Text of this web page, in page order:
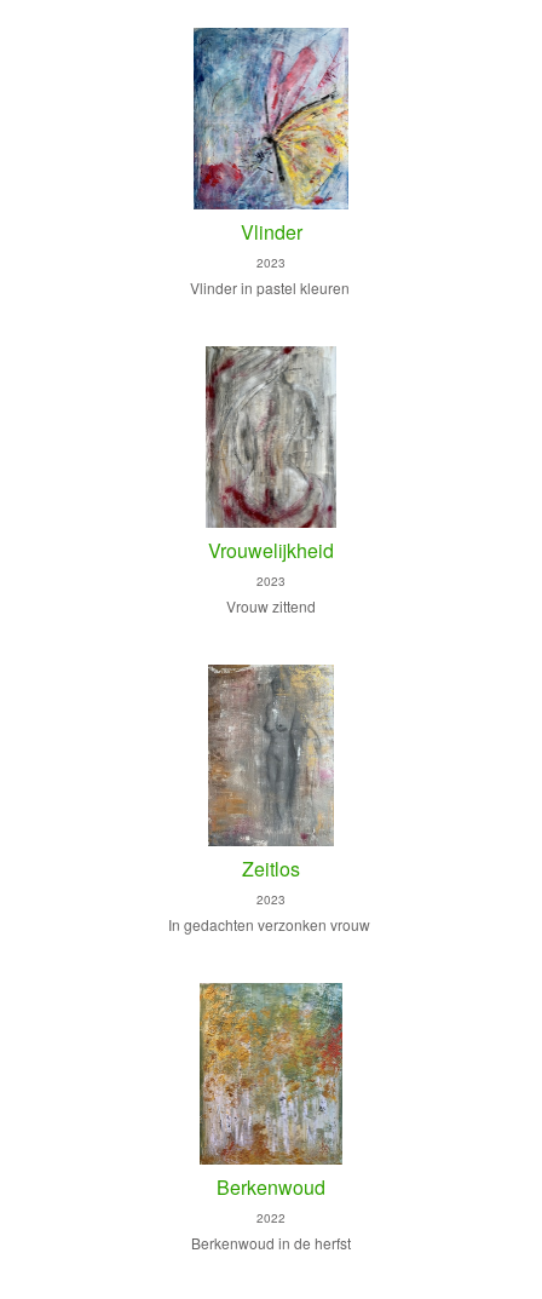
Vlinder
2023
Vlinder in pastel kleuren
Vrouwelijkheid
2023
Vrouw zittend
Zeitlos
2023
In gedachten verzonken vrouw
Berkenwoud
2022
Berkenwoud in de herfst